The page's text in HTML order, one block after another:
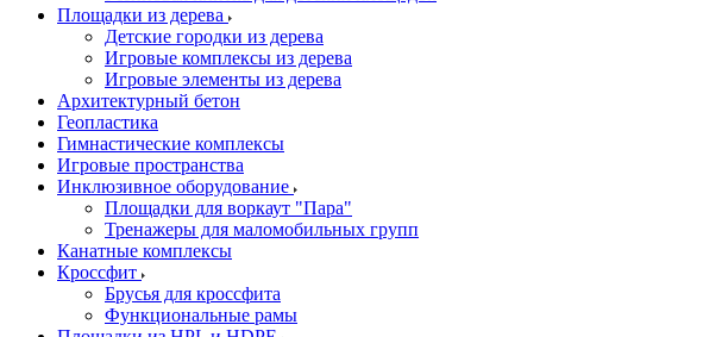
Площадки из дерева
Детские городки из дерева
Игровые комплексы из дерева
Игровые элементы из дерева
Архитектурный бетон
Геопластика
Гимнастические комплексы
Игровые пространства
Инклюзивное оборудование
Площадки для воркаут "Пара"
Тренажеры для маломобильных групп
Канатные комплексы
Кроссфит
Брусья для кроссфита
Функциональные рамы